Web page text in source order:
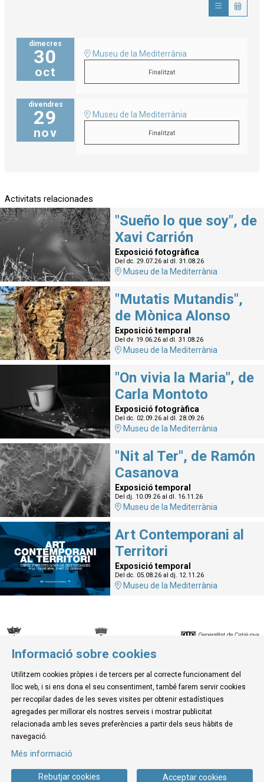
dimecres
30
oct
Museu de la Mediterrània
Finalitzat
divendres
29
nov
Museu de la Mediterrània
Finalitzat
Activitats relacionades
"Sueño lo que soy", de
Xavi Carrión
Exposició fotogràfica
Del dc. 29.07.26al dl. 31.08.26
Museu de la Mediterrània
"Mutatis Mutandis",
de Mònica Alonso
Exposició temporal
Del dv. 19.06.26al dl. 31.08.26
Museu de la Mediterrània
"On vivia la Maria", de
Carla Montoto
Exposició fotogràfica
Del dc. 02.09.26al dl. 28.09.26
Museu de la Mediterrània
"Nit al Ter", de Ramón
Casanova
Exposició temporal
Del dj. 10.09.26al dl. 16.11.26
Museu de la Mediterrània
Art Contemporani al
Territori
Exposició temporal
Del dc. 05.08.26al dj. 12.11.26
Museu de la Mediterrània
© Museu de la Mediterrània
C. d'Ullà, 27-31 | 17257 Torroella de Montgrí
Tel. 972 755 180 a/e: info@museudelamediterrania.cat
|
Informació sobre cookies
Utilitzem cookies pròpies i de tercers per al correcte funcionament del
lloc web, i si ens dona el seu consentiment, també farem servir cookies
per recopilar dades de les seves visites per obtenir estadístiques
agregades per millorar els nostres serveis i mostrar publicitat
relacionada amb les seves preferències a partir dels seus hàbits de
navegació.
Més informació
Acceptar cookies
Rebutjar cookies